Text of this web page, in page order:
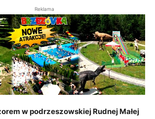
Reklama
w podrzeszowskiej Rudnej Małej